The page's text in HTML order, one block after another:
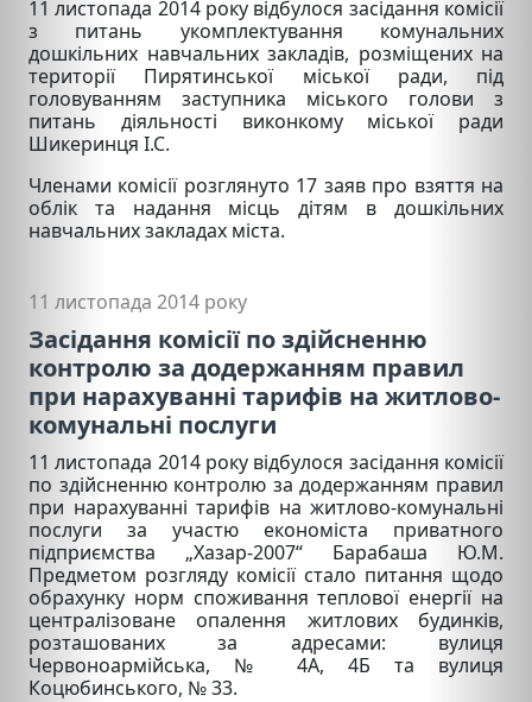
11 листопада 2014 року відбулося засідання комісії
з питань укомплектування комунальних
дошкільних навчальних закладів, розміщених на
території Пирятинської міської ради, під
головуванням заступника міського голови з
питань діяльності виконкому міської ради
Шикеринця І.С.
Членами комісії розглянуто 17 заяв про взяття на
облік та надання місць дітям в дошкільних
навчальних закладах міста.
11 листопада 2014 року
Засідання комісії по здійсненню
контролю за додержанням правил
при нарахуванні тарифів на житлово-
комунальні послуги
11 листопада 2014 року відбулося засідання комісії
по здійсненню контролю за додержанням правил
при нарахуванні тарифів на житлово-комунальні
послуги за участю економіста приватного
підприємства „Хазар-2007“ Барабаша Ю.М.
Предметом розгляду комісії стало питання щодо
обрахунку норм споживання теплової енергії на
централізоване опалення житлових будинків,
розташованих за адресами: вулиця
Червоноармійська, № 4А, 4Б та вулиця
Коцюбинського, № 33.